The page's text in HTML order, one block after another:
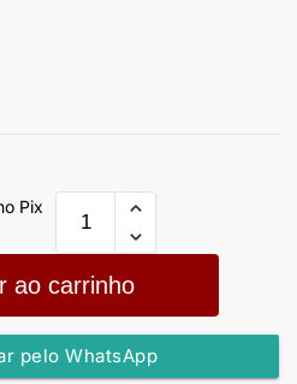
Pix
ao carrinho
pelo WhatsApp